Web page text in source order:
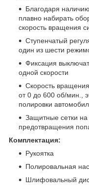
Благодаря
плавно набирать
скорость вращения
Ступенчатый
один из шести
Фиксация
одной скорости
Скорость
от 0 до 600 об/мин.,
полировки
Защитные сетки
предотвращения
Комплектация:
Рукоятка
Полировальная
Шлифовальный